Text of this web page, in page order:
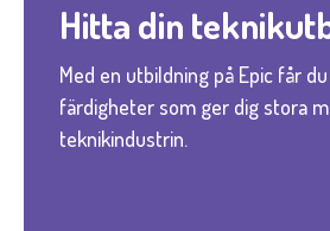
Hitta din
Med en utbildning på Epic får
färdigheter som ger dig stora
teknikindustrin.